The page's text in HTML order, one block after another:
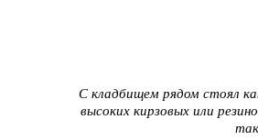
С кладбищем рядом стоял
высоких кирзовых или